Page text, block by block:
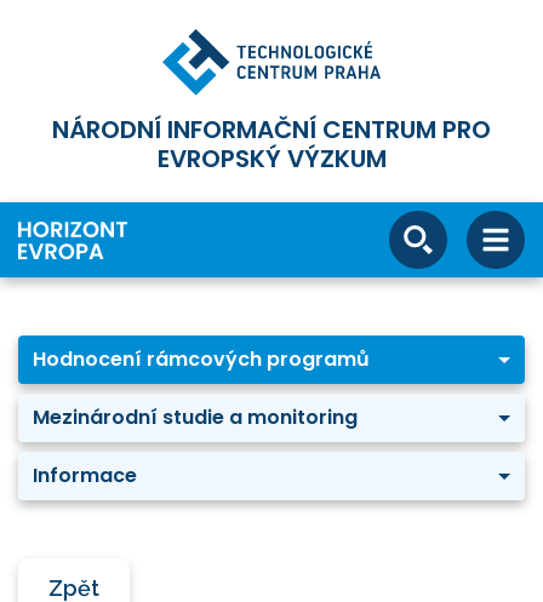
NÁRODNÍ INFORMAČNÍ CENTRUM PRO
EVROPSKÝ VÝZKUM
Hodnocení rámcových programů
Mezinárodní studie a monitoring
Informace
Zpět